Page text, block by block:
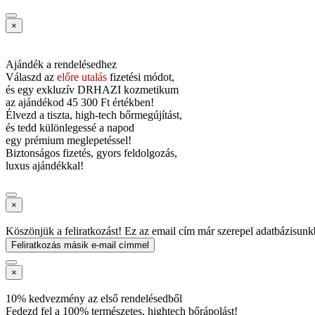
×
Ajándék a rendelésedhez
Válaszd az előre utalás fizetési módot,
és egy exkluzív DRHAZI kozmetikum
az ajándékod 45 300 Ft értékben!
Élvezd a tiszta, high-tech bőrmegújítást,
és tedd különlegessé a napod
egy prémium meglepetéssel!
Biztonságos fizetés, gyors feldolgozás,
luxus ajándékkal!
×
Köszönjük a feliratkozást! Ez az email cím már szerepel
Feliratkozás másik e-mail címmel
×
10% kedvezmény az első rendelésedből
Fedezd fel a 100% természetes, hightech bőrápolást!